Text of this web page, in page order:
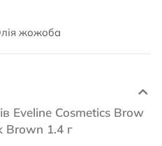
жожоба
Eveline Cosmetics Brow
Brown 1.4 г